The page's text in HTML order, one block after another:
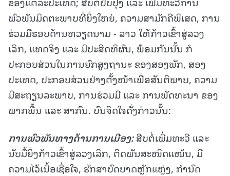
ພົວພັນມິດຕະພາບທີ່ຍິ່ງໃຫຍ່, ຄວາມສາມັກຄີພິເສດ, ການ
ຮ່ວມມືຮອບດ້ານຫວຽດນາມ - ລາວ ໃຫ້ກ້າວເຂົ້າສູ່ລວງ
ເລິກ, ແທດຈິງ ແລະ ມີປະສິດທິຜົນ, ພ້ອມກັນນັ້ນ ກໍ
ປະກອບສ່ວນໃນການຍົກສູງຖານະ ຂອງສອງພັກ, ສອງ
ປະເທດ, ປະກອບສ່ວນຢ່າງຕັ້ງໜ້າເພື່ອສັນຕິພາບ, ຄວາມ
ມີສະຖຽນລະພາບ, ການຮ່ວມມື ແລະ ການພັດທະນາ ຂອງ
ພາກພື້ນ ແລະ ສາກົນ. ບົນຈິດໃຈດັ່ງກ່າວນັ້ນ:
ການພົວພັນທາງດ້ານການເມືອງ:ສືບຕໍ່ເພີ່ມທະວີ ແລະ
ນັບມື້ຍິ່ງກ້າວເຂົ້າສູ່ລວງເລິກ, ຕິດພັນສະໜິດແໜ້ນ, ມີ
ຄວາມໄວ້ເນື້ອເຊື່ອໃຈ, ຮັກສາບົດບາດຫຼັກແຫຼ່ງ, ກໍານົດ